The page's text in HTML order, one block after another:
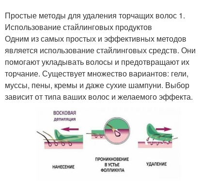
Простые методы для удаления торчащих волос 1.
Использование стайлинговых продуктов
Одним из самых простых и эффективных методов
является использование стайлинговых средств. Они
помогают укладывать волосы и предотвращают их
торчание. Существует множество вариантов: гели,
муссы, пены, кремы и даже сухие шампуни. Выбор
зависит от типа ваших волос и желаемого эффекта.